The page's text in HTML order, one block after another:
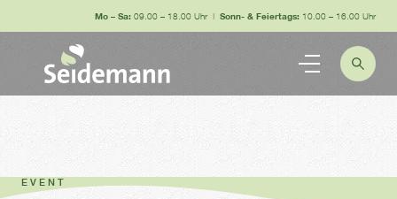
Mo – Sa: 09.00 – 18.00 Uhr | Sonn- & Feiertags: 10.00 – 16.00 Uhr
EVENT